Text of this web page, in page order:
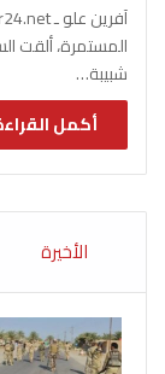
المستمرة، ألقت
شبيبة…
أكمل
الأخيرة